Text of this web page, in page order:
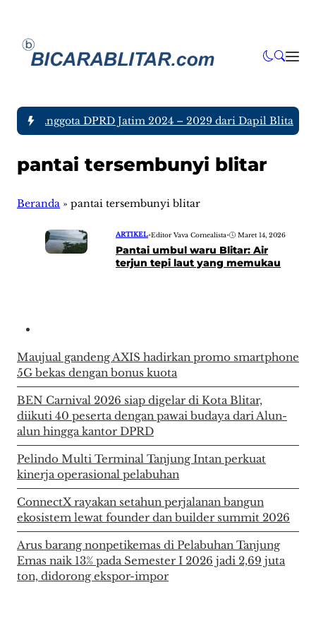
tujuh Anggota DPRD Jatim 2024 – 2029 dari Dapil Blitar
pantai tersembunyi blitar
Beranda » pantai tersembunyi blitar
ARTIKEL•Editor Vava Cornealista• Maret 14, 2026
Pantai umbul waru Blitar: Air
terjun tepi laut yang memukau
Maujual gandeng AXIS hadirkan promo smartphone
5G bekas dengan bonus kuota
BEN Carnival 2026 siap digelar di Kota Blitar,
diikuti 40 peserta dengan pawai budaya dari Alun-
alun hingga kantor DPRD
Pelindo Multi Terminal Tanjung Intan perkuat
kinerja operasional pelabuhan
ConnectX rayakan setahun perjalanan bangun
ekosistem lewat founder dan builder summit 2026
Arus barang nonpetikemas di Pelabuhan Tanjung
Emas naik 13% pada Semester I 2026 jadi 2,69 juta
ton, didorong ekspor-impor